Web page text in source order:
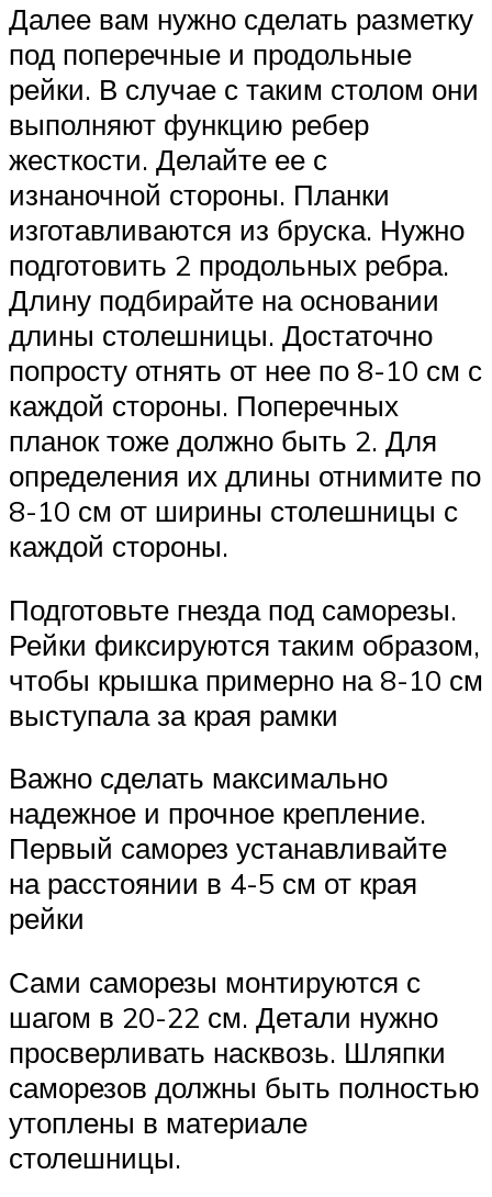
Далее вам нужно сделать разметку
под поперечные и продольные
рейки. В случае с таким столом они
выполняют функцию ребер
жесткости. Делайте ее с
изнаночной стороны. Планки
изготавливаются из бруска. Нужно
подготовить 2 продольных ребра.
Длину подбирайте на основании
длины столешницы. Достаточно
попросту отнять от нее по 8-10 см с
каждой стороны. Поперечных
планок тоже должно быть 2. Для
определения их длины отнимите по
8-10 см от ширины столешницы с
каждой стороны.
Подготовьте гнезда под саморезы.
Рейки фиксируются таким образом,
чтобы крышка примерно на 8-10 см
выступала за края рамки
Важно сделать максимально
надежное и прочное крепление.
Первый саморез устанавливайте
на расстоянии в 4-5 см от края
рейки
Сами саморезы монтируются с
шагом в 20-22 см. Детали нужно
просверливать насквозь. Шляпки
саморезов должны быть полностью
утоплены в материале
столешницы.